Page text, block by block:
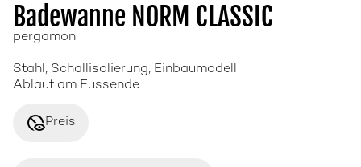
Badewanne NORM CLASSIC
pergamon
Stahl, Schallisolierung, Einbaumodell
Ablauf am Fussende
disabled_visiblePreis